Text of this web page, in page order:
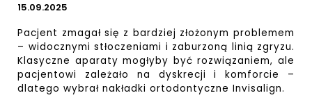
15.09.2025
Pacjent zmagał się z bardziej złożonym problemem
– widocznymi stłoczeniami i zaburzoną linią zgryzu.
Klasyczne aparaty mogłyby być rozwiązaniem, ale
pacjentowi zależało na dyskrecji i komforcie –
dlatego wybrał nakładki ortodontyczne Invisalign.